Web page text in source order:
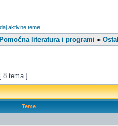
aktivne teme
Pomoćna literatura i programi »
[ 8 tema ]
Teme